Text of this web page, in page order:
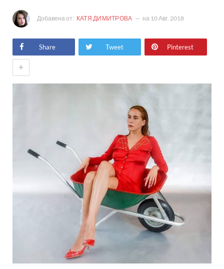
Добавена от: КАТЯ ДИМИТРОВА на 10 Авг. 2018
Share Tweet Pinterest
+